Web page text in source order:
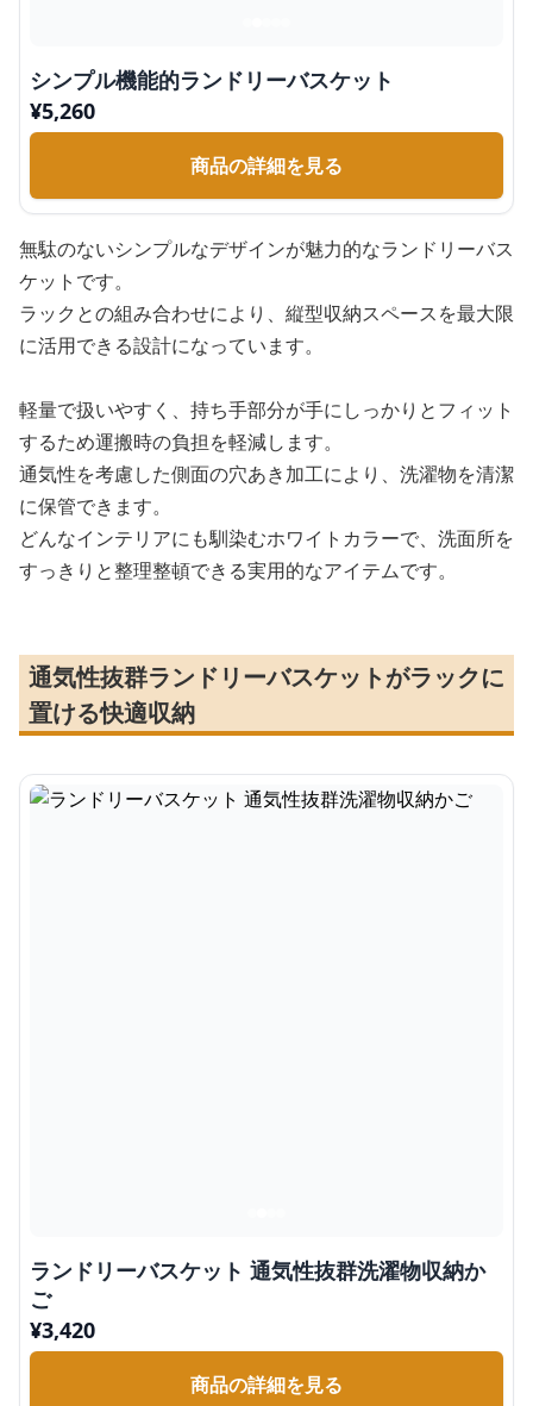
シンプル機能的ランドリーバスケット
¥5,260
商品の詳細を見る
無駄のないシンプルなデザインが魅力的なランドリーバス
ケットです。
ラックとの組み合わせにより、縦型収納スペースを最大限
に活用できる設計になっています。
軽量で扱いやすく、持ち手部分が手にしっかりとフィット
するため運搬時の負担を軽減します。
通気性を考慮した側面の穴あき加工により、洗濯物を清潔
に保管できます。
どんなインテリアにも馴染むホワイトカラーで、洗面所を
すっきりと整理整頓できる実用的なアイテムです。
通気性抜群ランドリーバスケットがラックに
置ける快適収納
ランドリーバスケット 通気性抜群洗濯物収納か
ご
¥3,420
商品の詳細を見る